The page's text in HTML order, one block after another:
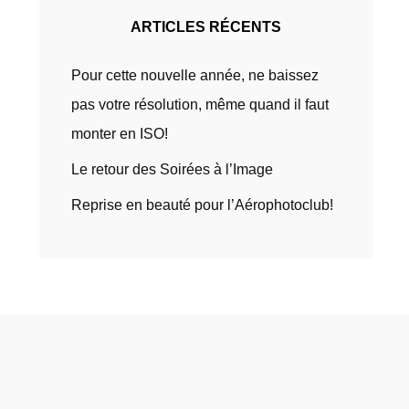
ARTICLES RÉCENTS
Pour cette nouvelle année, ne baissez
pas votre résolution, même quand il faut
monter en ISO!
Le retour des Soirées à l’Image
Reprise en beauté pour l’Aérophotoclub!